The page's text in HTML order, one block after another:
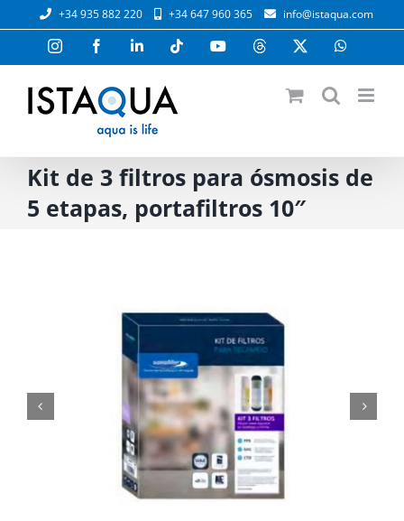
al
contenido
+34 935 882 220 +34 647 960 365 info@istaqua.com
InstagramFacebookLinkedInTiktok YouTubeThreads
Kit de 3 filtros para ósmosis de
5 etapas, portafiltros 10″